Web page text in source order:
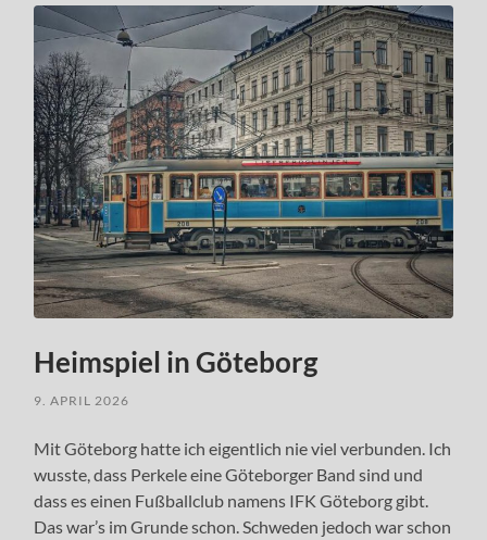
Heimspiel in Göteborg
9. APRIL 2026
Mit Göteborg hatte ich eigentlich nie viel verbunden. Ich
wusste, dass Perkele eine Göteborger Band sind und
dass es einen Fußballclub namens IFK Göteborg gibt.
Das war’s im Grunde schon. Schweden jedoch war schon